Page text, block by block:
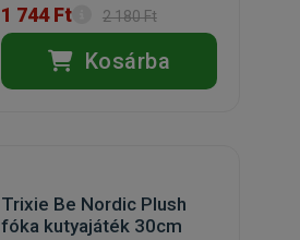
1 744 Ft 2 180 Ft
Kosárba
Trixie Be Nordic Plush
fóka kutyajáték 30cm